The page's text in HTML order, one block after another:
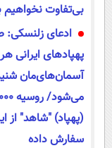
بی‌تفاوت نخواهیم
ادعای زلنسکی:
پهپادهای ایرانی
آسمان‌های‌مان
می‌شود/
(پهپاد) "شاهد" از
سفارش داده